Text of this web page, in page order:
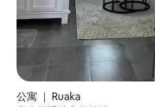
公寓 ｜ Ruaka